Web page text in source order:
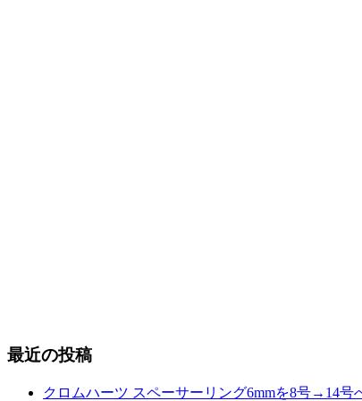
最近の投稿
クロムハーツ スペーサーリング6mmを8号→14